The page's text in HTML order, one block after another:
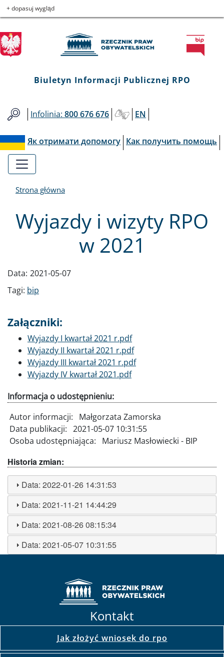
Przejdź
do
menu
głównego
Przejdź
do
treści
Przejdź
to
informacji
o
kontakcie
Przejdź
do
mapy
serwisu
Biuletyn
Informacji
Publicznej
RPO
+ dopasuj wygląd
Biuletyn Informacji Publicznej RPO
Infolinia: 800 676 676 EN
Як отримати допомогу Как получить помощь
Strona główna
Wyjazdy i wizyty RPO
w 2021
Data: 2021-05-07
Tagi: bip
Załączniki:
Dokument
Wyjazdy I kwartał 2021 r.pdf
Dokument
Wyjazdy II kwartał 2021 r.pdf
Dokument
Wyjazdy III kwartał 2021 r.pdf
Dokument
Wyjazdy IV kwartał 2021.pdf
Informacja o udostępnieniu:
Autor informacji:
Małgorzata Zamorska
Data publikacji: 2021-05-07 10:31:55
Osoba udostępniająca:
Mariusz Masłowiecki - BIP
Historia zmian:
Data:2022-01-26 14:31:53
Data:2021-11-21 14:44:29
Data:2021-08-26 08:15:34
Data:2021-05-07 10:31:55
Kontakt
Jak złożyć wniosek do rpo